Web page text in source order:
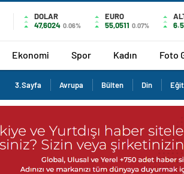
DOLAR
47,6024 0.06%
EURO
55,0511 0.07%
Ekonomi Spor Kadın Foto
3.Sayfa Avrupa Bülten Din